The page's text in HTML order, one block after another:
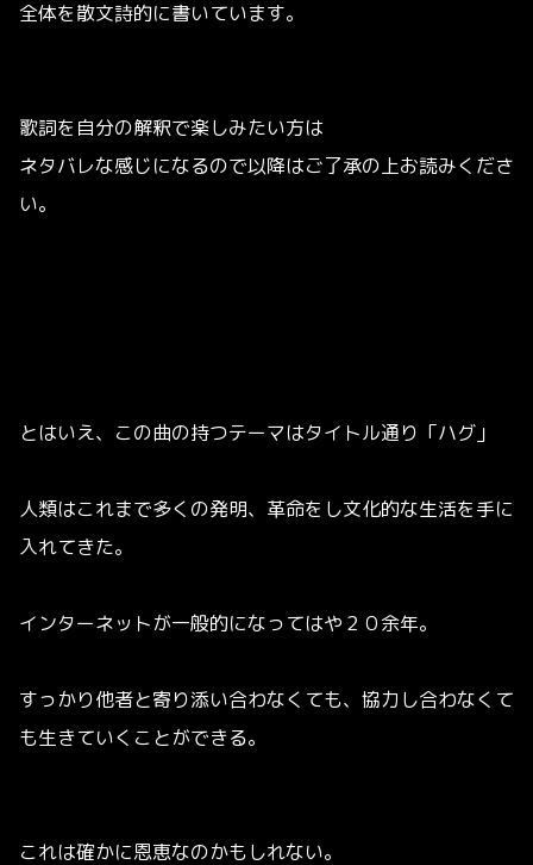
全体を散文詩的に書いています。
歌詞を自分の解釈で楽しみたい方は
ネタバレな感じになるので以降はご了承の上お読みくださ
い。
とはいえ、この曲の持つテーマはタイトル通り「ハグ」
人類はこれまで多くの発明、革命をし文化的な生活を手に
入れてきた。
インターネットが一般的になってはや２０余年。
すっかり他者と寄り添い合わなくても、協力し合わなくて
も生きていくことができる。
これは確かに恩恵なのかもしれない。